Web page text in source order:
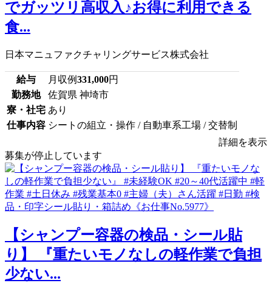
でガッツリ高収入♪お得に利用できる
食...
日本マニュファクチャリングサービス株式会社
給与 月収例331,000円
勤務地
佐賀県 神埼市
寮・社宅 あり
仕事内容 シートの組立・操作 / 自動車系工場 / 交替制
詳細を表示
募集が停止しています
【シャンプー容器の検品・シール貼
り】 『重たいモノなしの軽作業で負担
少ない...